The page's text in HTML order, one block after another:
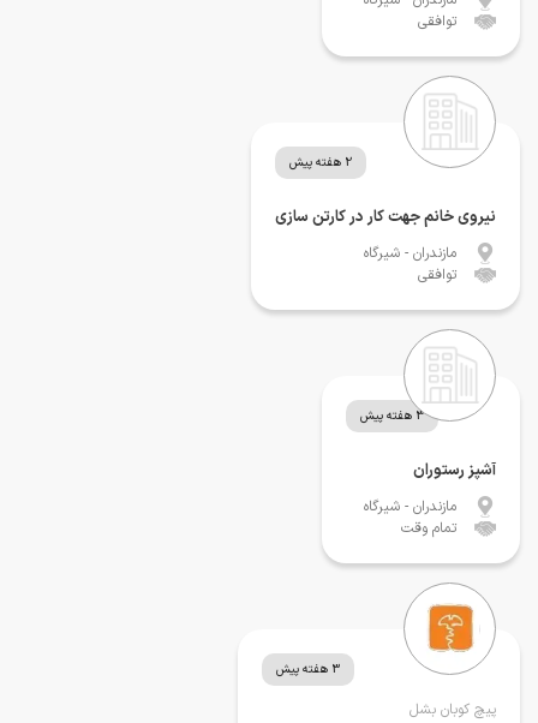
توافقی
2 هفته پیش
نیروی خانم جهت کار در کارتن سازی
مازندران - شیرگاه
توافقی
3 هفته پیش
آشپز رستوران
مازندران - شیرگاه
تمام وقت
3 هفته پیش
پیچ کوبان بشل